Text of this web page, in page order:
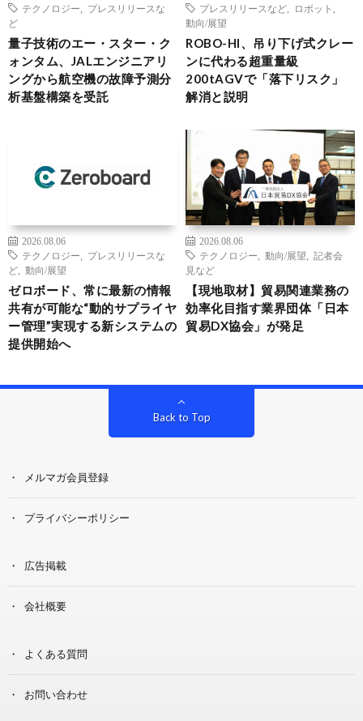
テクノロジー
プレスリリースな
ど
量子技術のエー・スター・ク
ォンタム、JALエンジニアリ
ングから航空機の故障予測分
析基盤構築を受託
プレスリリースなど
ロボット
動向/展望
ROBO-HI、吊り下げ式クレー
ンに代わる超重量級
200tAGVで「落下リスク」
解消と説明
2026.08.06
テクノロジー
プレスリリースな
ど
動向/展望
ゼロボード、常に最新の情報
共有が可能な“動的サプライヤ
ー管理”実現する新システムの
提供開始へ
2026.08.06
テクノロジー
動向/展望
記者会
見など
【現地取材】貿易関連業務の
効率化目指す業界団体「日本
貿易DX協会」が発足
Back to Top
メルマガ会員登録
プライバシーポリシー
広告掲載
会社概要
よくある質問
お問い合わせ